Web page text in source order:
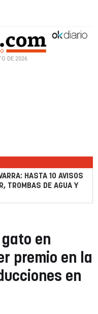
DE 2026
HASTA 10 AVISOS
TROMBAS DE AGUA Y
en
premio en la
en